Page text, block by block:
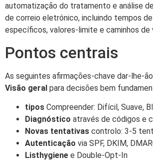
automatização do tratamento e análise
de correio eletrónico, incluindo tempos
específicos, valores-limite e caminhos de
Pontos centrais
As seguintes afirmações-chave dar-lhe-
Visão geral para decisões bem
tipos Compreender: Difícil, Suave,
Diagnóstico através de códigos e
Novas tentativas controlo: 3-5
Autenticação via SPF, DKIM,
Listhygiene e Double-Opt-In